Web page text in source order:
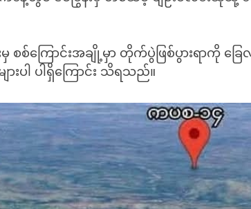
စစ်ကြောင်းအချို့မှာ တိုက်ပွဲဖြစ်ပွားရာကို ခြ
ျားပါ ပါရှိကြောင်း သိရသည်။